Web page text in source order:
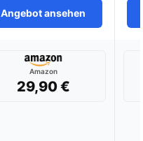
Angebot ansehen
Amazon
29,90 €